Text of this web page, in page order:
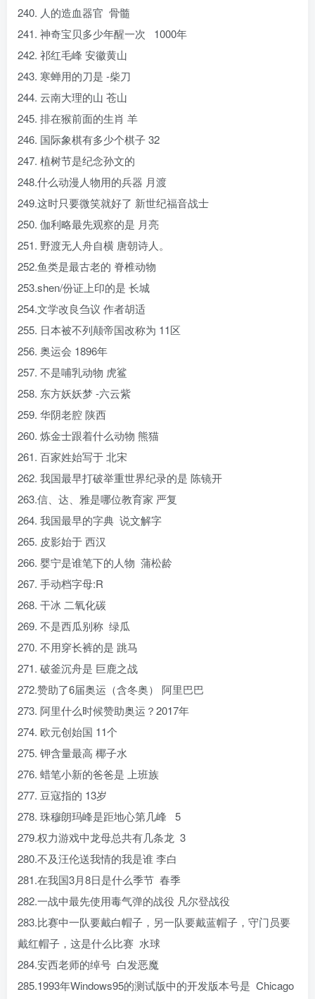
240. 人的造血器官 骨髓
241. 神奇宝贝多少年醒一次 1000年
242. 祁红毛峰 安徽黄山
243. 寒蝉用的刀是 -柴刀
244. 云南大理的山 苍山
245. 排在猴前面的生肖 羊
246. 国际象棋有多少个棋子 32
247. 植树节是纪念孙文的
248.什么动漫人物用的兵器 月渡
249.这时只要微笑就好了 新世纪福音战士
250. 伽利略最先观察的是 月亮
251. 野渡无人舟自横 唐朝诗人。
252.鱼类是最古老的 脊椎动物
253.shen/份证上印的是 长城
254.文学改良刍议 作者胡适
255. 日本被不列颠帝国改称为 11区
256. 奥运会 1896年
257. 不是哺乳动物 虎鲨
258. 东方妖妖梦 -六云紫
259. 华阴老腔 陕西
260. 炼金士跟着什么动物 熊猫
261. 百家姓始写于 北宋
262. 我国最早打破举重世界纪录的是 陈镜开
263.信、达、雅是哪位教育家 严复
264. 我国最早的字典 说文解字
265. 皮影始于 西汉
266. 婴宁是谁笔下的人物 蒲松龄
267. 手动档字母:R
268. 干冰 二氧化碳
269. 不是西瓜别称 绿瓜
270. 不用穿长裤的是 跳马
271. 破釜沉舟是 巨鹿之战
272.赞助了6届奥运（含冬奥） 阿里巴巴
273. 阿里什么时候赞助奥运？2017年
274. 欧元创始国 11个
275. 钾含量最高 椰子水
276. 蜡笔小新的爸爸是 上班族
277. 豆寇指的 13岁
278. 珠穆朗玛峰是距地心第几峰 5
279.权力游戏中龙母总共有几条龙 3
280.不及汪伦送我情的我是谁 李白
281.在我国3月8日是什么季节 春季
282.一战中最先使用毒气弹的战役 凡尔登战役
283.比赛中一队要戴白帽子，另一队要戴蓝帽子，守门员要
戴红帽子，这是什么比赛 水球
284.安西老师的绰号 白发恶魔
285.1993年Windows95的测试版中的开发版本号是 Chicago